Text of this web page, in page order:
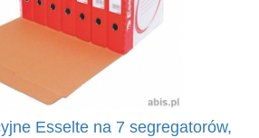
Esselte na 7 segregatorów,